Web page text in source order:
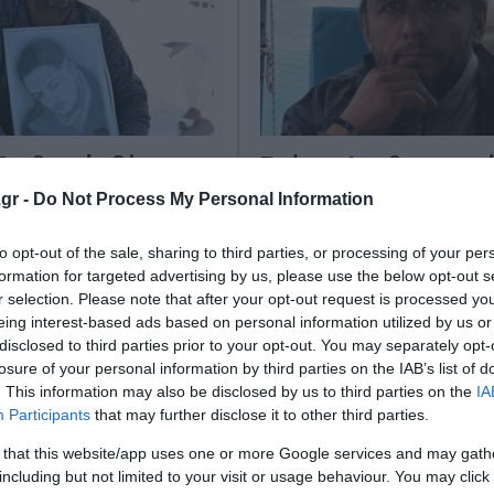
- Do Not Process My Personal Information
opt-out of the sale, sharing to third parties, or processing of your
for targeted advertising by us, please use the below opt-out
selection. Please note that after your opt-out request is processed
interest-based ads based on personal information utilized by us
to third parties prior to your opt-out. You may separately
of your personal information by third parties on the IAB’s list of
This information may also be disclosed by us to third parties on the
Participants that may further disclose it to other third parties.
that this website/app uses one or more Google services and may
but not limited to your visit or usage behaviour. You may
δέκα
την Εισαγγελία
στη σορό του γιου
δεκαήμερη προθεσμία,
και να καταθέσει για
εξετάσεων που επιθυμεί
γιου του απέστειλε στον
2025
Ρούτσι: Δεν θα
κίνημα της
Αρνητικός φάνηκε να είναι ο
Ρούτσι στο ενδεχόμενο
ενός κόμματος από την Μαρία
Καρυστιανού, σημειώνοντας
τέτοιο θα «είναι κα...
06 Νοεμβρίου 2025